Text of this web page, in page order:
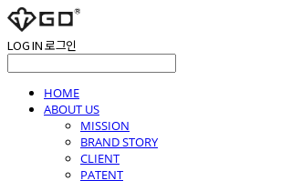
LOG IN로그인
HOME
ABOUT US
MISSION
BRAND STORY
CLIENT
PATENT